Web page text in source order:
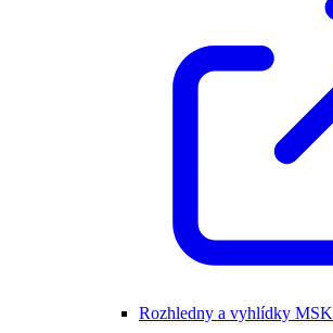
Rozhledny a vyhlídky MSK